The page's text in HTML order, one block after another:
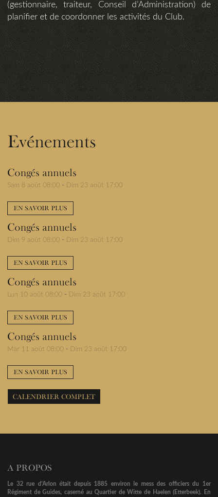
(gestionnaire, traiteur, Conseil d’Administration) de
planifier et de coordonner les activités du Club.
Evénements
Congés annuels
Sam 8 août 08:00 - Dim 23 août 17:00
EN SAVOIR PLUS
Congés annuels
Dim 9 août 08:00 - Dim 23 août 17:00
EN SAVOIR PLUS
Congés annuels
Lun 10 août 08:00 - Dim 23 août 17:00
EN SAVOIR PLUS
Congés annuels
Mar 11 août 08:00 - Dim 23 août 17:00
EN SAVOIR PLUS
CALENDRIER COMPLET
A PROPOS
Le 32 rue d'Arlon était depuis 1885 environ le mess des officiers du 1er
Régiment de Guides, caserné au Quartier de Witte de Haelen (Etterbeek). En